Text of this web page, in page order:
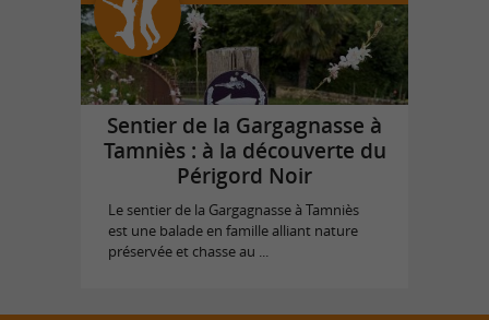
Sentier de la Gargagnasse à
Tamniès : à la découverte du
Périgord Noir
Le sentier de la Gargagnasse à Tamniès
est une balade en famille alliant nature
préservée et chasse au ...